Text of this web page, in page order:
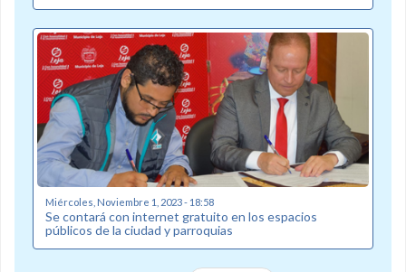
Miércoles, Noviembre 1, 2023 - 18:58
Se contará con internet gratuito en los espacios
públicos de la ciudad y parroquias